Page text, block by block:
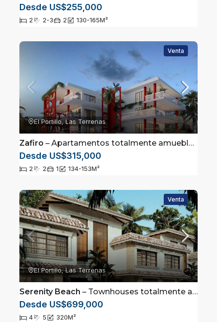
Desde US$255,000
2 2-3 2 130-165M²
Venta
El Portillo, Las Terrenas
Zafiro – Apartamentos totalmente amueblados en Las Terrenas, Samaná
Desde US$315,000
2 2 1 134-153M²
Venta
El Portillo, Las Terrenas
Serenity Beach – Townhouses totalmente amueblados en Las Terrenas, Samaná
Desde US$699,000
4 5 320M²